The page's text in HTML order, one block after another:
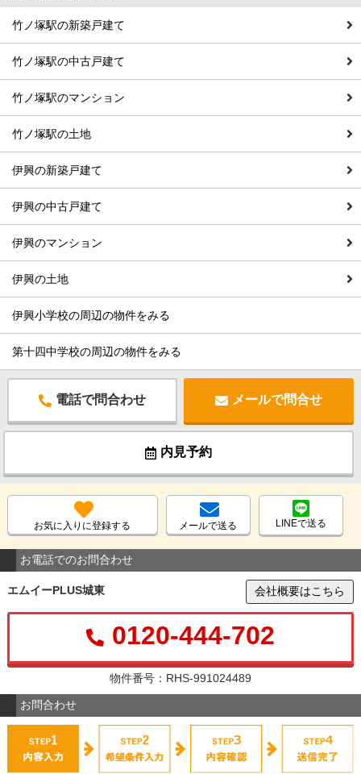
竹ノ塚駅の新築戸建て
竹ノ塚駅の中古戸建て
竹ノ塚駅のマンション
竹ノ塚駅の土地
伊興の新築戸建て
伊興の中古戸建て
伊興のマンション
伊興の土地
伊興小学校の周辺の物件をみる
第十四中学校の周辺の物件をみる
電話で問合わせ メールで問合せ
内見予約
お気に入りに登録する メールで送る LINEで送る
お電話でのお問合わせ
エムイーPLUS城東 会社概要はこちら
0120-444-702
物件番号：RHS-991024489
お問合わせ